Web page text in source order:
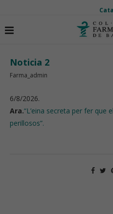
Inici Noticia 2
Noticia 2
Farma_admin
6/8/2026.
Ara.“L’eina secreta per fer que
perillosos”.